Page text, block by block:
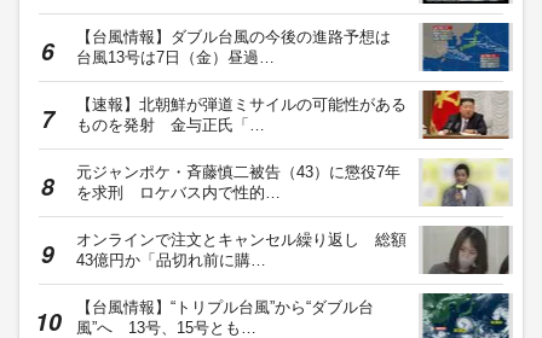
【台風情報】ダブル台風の今後の進路予想は
台風13号は7日（金）昼過…
【速報】北朝鮮が弾道ミサイルの可能性がある
ものを発射 金与正氏「…
元ジャンポケ・斉藤慎二被告（43）に懲役7年
を求刑 ロケバス内で性的…
オンラインで注文とキャンセル繰り返し 総額
43億円か「品切れ前に購…
【台風情報】“トリプル台風”から“ダブル台
風”へ 13号、15号とも…